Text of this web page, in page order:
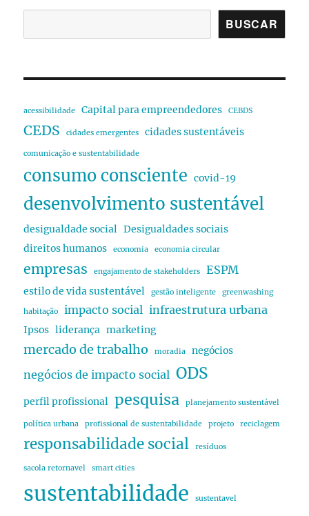
BUSCAR
acessibilidade Capital para empreendedores CEBDS
CEDS cidades emergentes cidades sustentáveis
comunicação e sustentabilidade
consumo consciente covid-19
desenvolvimento sustentável
desigualdade social Desigualdades sociais
direitos humanos
economia economia circular
empresas engajamento de stakeholders ESPM
estilo de vida sustentável gestão inteligente greenwashing
habitação impacto social infraestrutura urbana
Ipsos liderança marketing
mercado de trabalho moradia negócios
negócios de impacto social ODS
perfil profissional pesquisa planejamento sustentável
política urbana profissional de sustentabilidade projeto reciclagem
responsabilidade social resíduos
sacola retornavel smart cities
sustentabilidade sustentavel